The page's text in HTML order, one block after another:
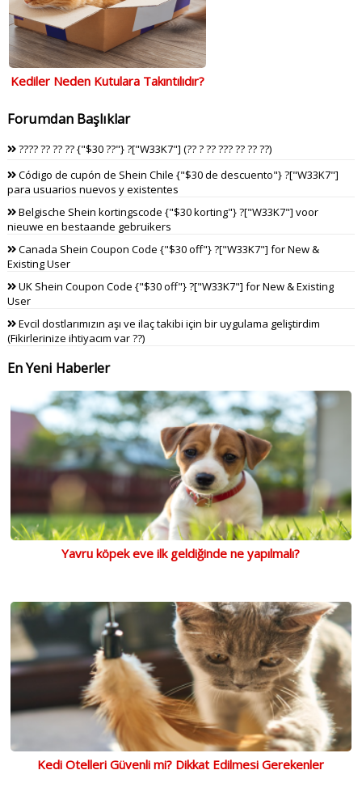
Kediler Neden Kutulara Takıntılıdır?
Forumdan Başlıklar
???? ?? ?? ?? {"$30 ??"} ?["W33K7"] (?? ? ?? ??? ?? ?? ??)
Código de cupón de Shein Chile {"$30 de descuento"} ?["W33K7"]
para usuarios nuevos y existentes
Belgische Shein kortingscode {"$30 korting"} ?["W33K7"] voor
nieuwe en bestaande gebruikers
Canada Shein Coupon Code {"$30 off"} ?["W33K7"] for New &
Existing User
UK Shein Coupon Code {"$30 off"} ?["W33K7"] for New & Existing
User
Evcil dostlarımızın aşı ve ilaç takibi için bir uygulama geliştirdim
(Fikirlerinize ihtiyacım var ??)
En Yeni Haberler
Yavru köpek eve ilk geldiğinde ne yapılmalı?
Kedi Otelleri Güvenli mi? Dikkat Edilmesi Gerekenler